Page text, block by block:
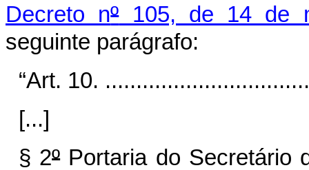
Decreto nº105, de 14 de
seguinte parágrafo:
“Art. 10.
[...]
§ 2ºPortaria do Secretário